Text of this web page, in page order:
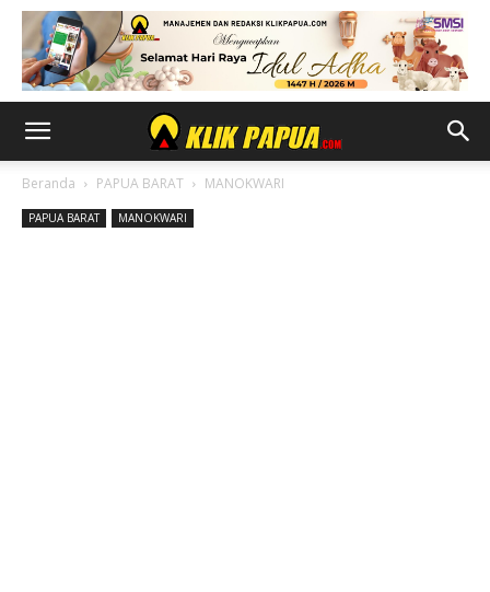
Beranda PAPUA BARAT MANOKWARI
PAPUA BARAT MANOKWARI